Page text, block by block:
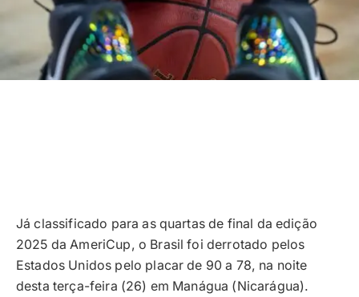
Já classificado para as quartas de final da edição
2025 da AmeriCup, o Brasil foi derrotado pelos
Estados Unidos pelo placar de 90 a 78, na noite
desta terça-feira (26) em Manágua (Nicarágua).